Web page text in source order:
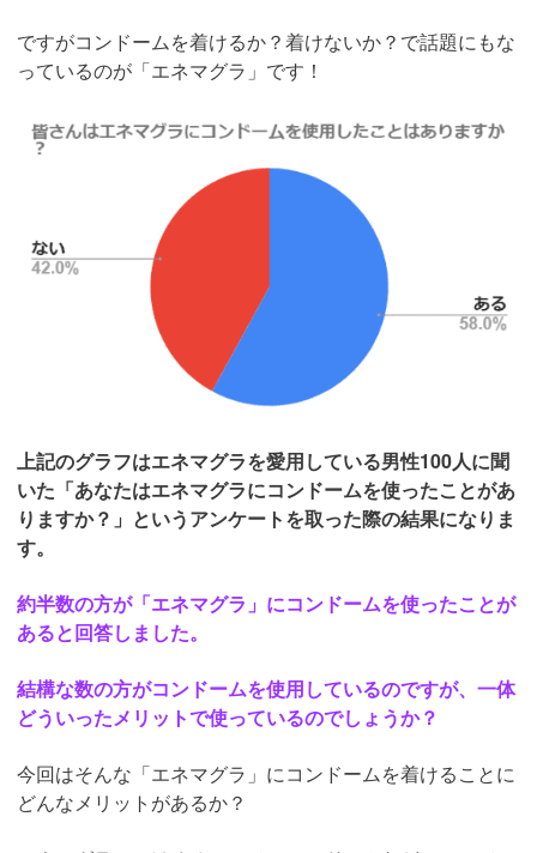
ですがコンドームを着けるか？着けないか？で話題にもな
っているのが「エネマグラ」です！
上記のグラフはエネマグラを愛用している男性100人に聞
いた「あなたはエネマグラにコンドームを使ったことがあ
りますか？」というアンケートを取った際の結果になりま
す。
約半数の方が「エネマグラ」にコンドームを使ったことが
あると回答しました。
結構な数の方がコンドームを使用しているのですが、一体
どういったメリットで使っているのでしょうか？
今回はそんな「エネマグラ」にコンドームを着けることに
どんなメリットがあるか？